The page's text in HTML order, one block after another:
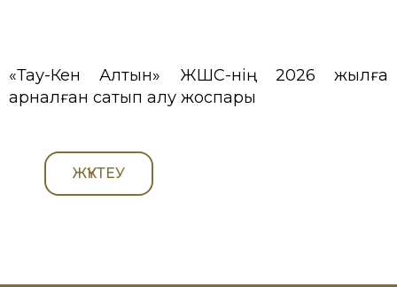
«Тау-Кен Алтын» ЖШС-нің 2026 жылға
арналған сатып алу жоспары
ЖҮКТЕУ